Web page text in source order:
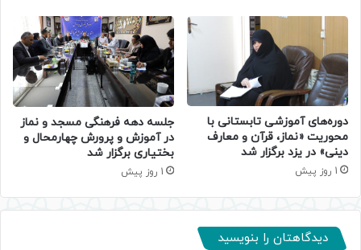
دوره‌های آموزشی تابستانی با
محوریت «نماز، قرآن و معارف
دینی» در یزد برگزار شد
1 روز پیش
جلسه دهه فرهنگی مسجد و نماز
در آموزش و پرورش چهارمحال و
بختیاری برگزار شد
1 روز پیش
دیدگاهتان را بنویسید